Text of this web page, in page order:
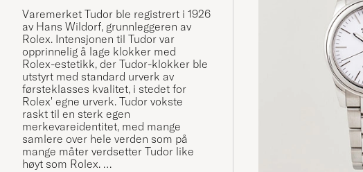
Varemerket Tudor ble registrert i 1926
av Hans Wildorf, grunnleggeren av
Rolex. Intensjonen til Tudor var
opprinnelig å lage klokker med
Rolex-estetikk, der Tudor-klokker ble
utstyrt med standard urverk av
førsteklasses kvalitet, i stedet for
Rolex' egne urverk. Tudor vokste
raskt til en sterk egen
merkevareidentitet, med mange
samlere over hele verden som på
mange måter verdsetter Tudor like
høyt som Rolex.